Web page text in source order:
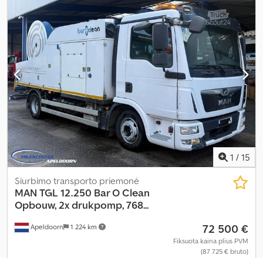
Gamybos metai:
2010, Įranga:galinis keltuvas, oro
kondicionavimas
1 / 15
Apeldoorn 1 224 km
Siurbimo transporto priemonė
MAN TGL 12.250 Bar O Clean
Opbouw, 2x drukpomp, 768...
72 500 €
Fiksuota kaina plius PVM
(87 725 € bruto)